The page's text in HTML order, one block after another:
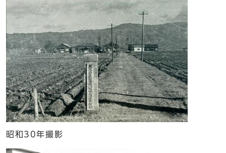
昭和30年撮影